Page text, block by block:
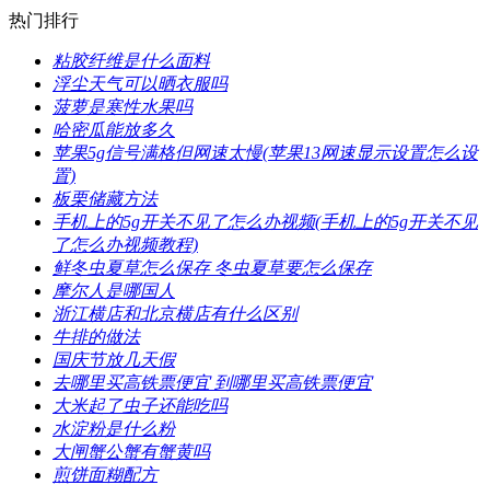
热门排行
​粘胶纤维是什么面料
​浮尘天气可以晒衣服吗
​菠萝是寒性水果吗
​哈密瓜能放多久
​苹果5g信号满格但网速太慢(苹果13网速显示设置怎么设
置)
​板栗储藏方法
​手机上的5g开关不见了怎么办视频(手机上的5g开关不见
了怎么办视频教程)
​鲜冬虫夏草怎么保存 冬虫夏草要怎么保存
​摩尔人是哪国人
​浙江横店和北京横店有什么区别
​牛排的做法
​国庆节放几天假
​去哪里买高铁票便宜 到哪里买高铁票便宜
​大米起了虫子还能吃吗
​水淀粉是什么粉
​大闸蟹公蟹有蟹黄吗
​煎饼面糊配方